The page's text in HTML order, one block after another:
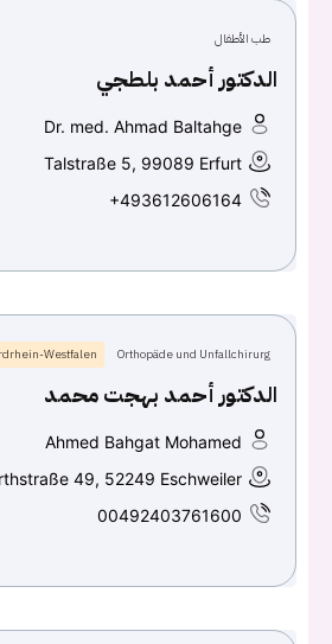
طب الأطفال
الدكتور أحمد بلطجي
Dr. med. Ahmad Baltahge
Talstraße 5, 99089 Erfurt
+493612606164
Orthopäde und Unfallchirurg
Westfalen
الدكتور أحمد بهجت محمد
Ahmed Bahgat Mohamed
49, 52249 Eschweiler
00492403761600